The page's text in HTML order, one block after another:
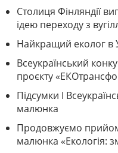
Столиця Фінляндії
ідею переходу з
Найкращий еколог в
Всеукраїнський
проєкту
Підсумки І
малюнка
Продовжуємо
малюнка «Екологія: